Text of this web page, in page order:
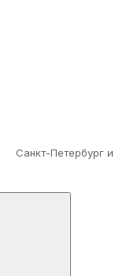
Санкт-Петербург и